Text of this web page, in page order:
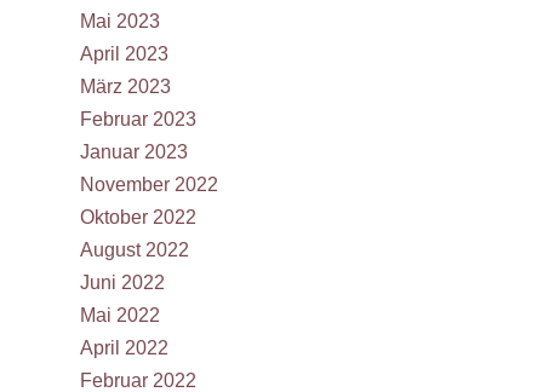
Mai 2023
April 2023
März 2023
Februar 2023
Januar 2023
November 2022
Oktober 2022
August 2022
Juni 2022
Mai 2022
April 2022
Februar 2022